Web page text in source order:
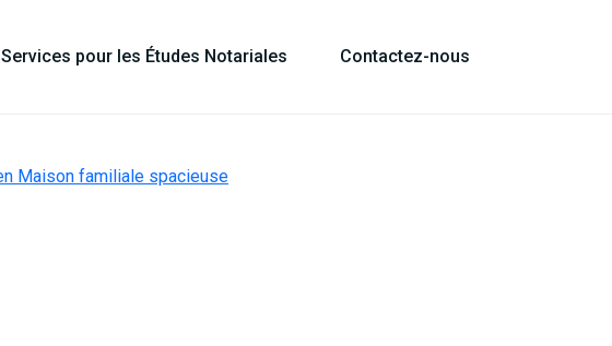
Services pour les Études Notariales Contactez-nous